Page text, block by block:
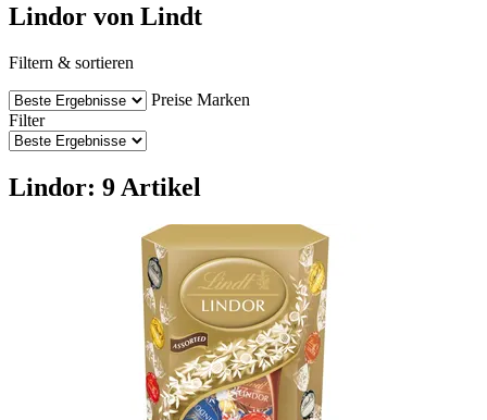
Lindor von Lindt
Filtern & sortieren
Preise Marken
Filter
Lindor: 9 Artikel